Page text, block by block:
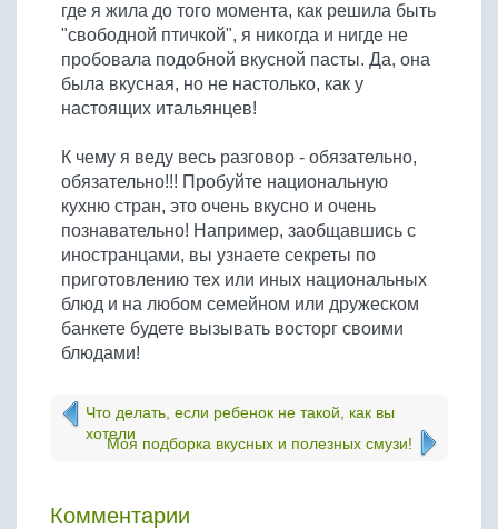
где я жила до того момента, как решила быть
"свободной птичкой", я никогда и нигде не
пробовала подобной вкусной пасты. Да, она
была вкусная, но не настолько, как у
настоящих итальянцев!
К чему я веду весь разговор - обязательно,
обязательно!!! Пробуйте национальную
кухню стран, это очень вкусно и очень
познавательно! Например, заобщавшись с
иностранцами, вы узнаете секреты по
приготовлению тех или иных национальных
блюд и на любом семейном или дружеском
банкете будете вызывать восторг своими
блюдами!
Что делать, если ребенок не такой, как вы
хотели
Моя подборка вкусных и полезных смузи!
Комментарии